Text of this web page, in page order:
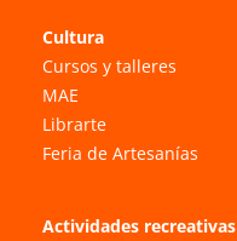
Cultura
Cursos y talleres
MAE
Librarte
Feria de Artesanías
Actividades recreativas